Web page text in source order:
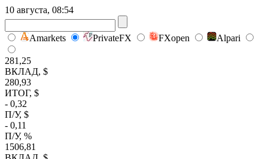
10 августа, 08:54
Amarkets PrivateFX FXopen Alpari
281,25
ВКЛАД, $
280,93
ИТОГ, $
- 0,32
П/У, $
- 0,11
П/У, %
1506,81